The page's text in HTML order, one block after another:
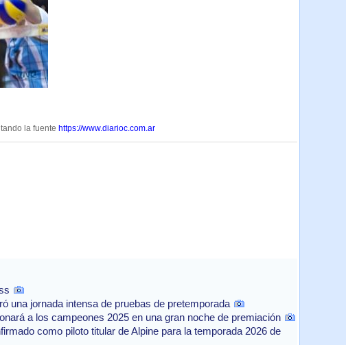
la fuente https://www.diarioc.com.ar
una jornada intensa de pruebas de pretemporada
a los campeones 2025 en una gran noche de premiación
como piloto titular de Alpine para la temporada 2026 de